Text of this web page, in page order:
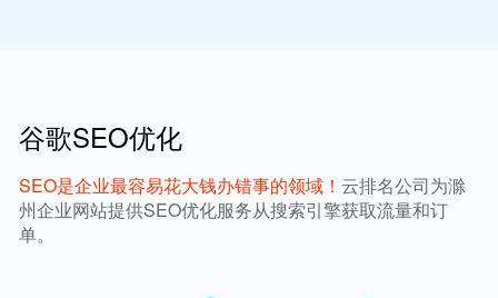
谷歌SEO优化
SEO是企业最容易花大钱办错事的领域！云排名公司为滁
州企业网站提供SEO优化服务从搜索引擎获取流量和订
单。